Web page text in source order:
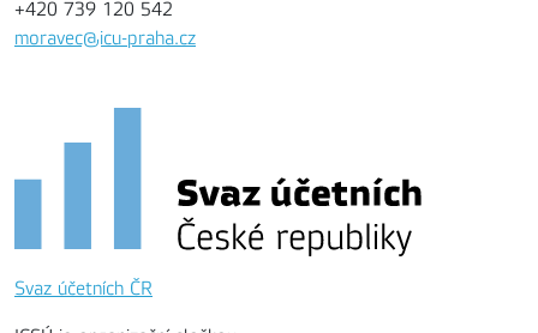
+420 739 120 542
moravec@icu-praha.cz
Svaz účetních ČR